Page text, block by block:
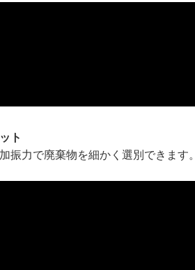
ト
振力で廃棄物を細かく選別できます。